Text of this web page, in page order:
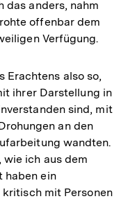
das anders, nahm
offenbar dem
Verfügung.
Erachtens also so,
ihrer Darstellung in
sind, mit
an den
wandten.
ich aus dem
haben ein
mit Personen